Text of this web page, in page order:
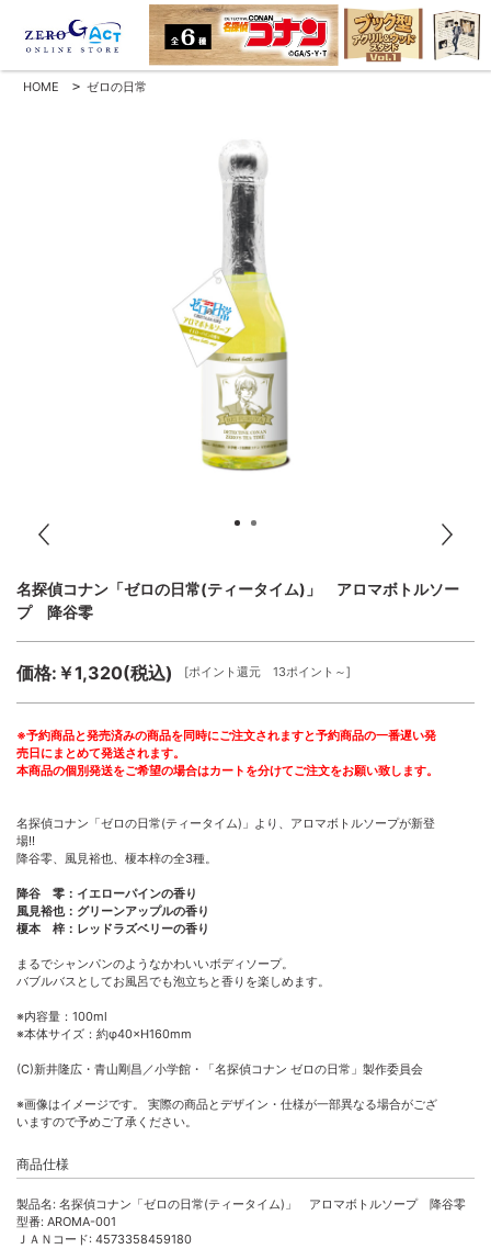
HOME > ゼロの日常
名探偵コナン「ゼロの日常(ティータイム)」 アロマボトルソー
プ 降谷零
価格:￥1,320(税込) [ポイント還元 13ポイント～]
※予約商品と発売済みの商品を同時にご注文されますと予約商品の一番遅い発
売日にまとめて発送されます。
本商品の個別発送をご希望の場合はカートを分けてご注文をお願い致します。
名探偵コナン「ゼロの日常(ティータイム)」より、アロマボトルソープが新登
場!!
降谷零、風見裕也、榎本梓の全3種。
降谷 零：イエローパインの香り
風見裕也：グリーンアップルの香り
榎本 梓：レッドラズベリーの香り
まるでシャンパンのようなかわいいボディソープ。
バブルバスとしてお風呂でも泡立ちと香りを楽しめます。
※内容量：100ml
※本体サイズ：約φ40×H160mm
(C)新井隆広・青山剛昌／小学館・「名探偵コナン ゼロの日常」製作委員会
※画像はイメージです。 実際の商品とデザイン・仕様が一部異なる場合がござ
いますので予めご了承ください。
商品仕様
製品名: 名探偵コナン「ゼロの日常(ティータイム)」 アロマボトルソープ 降谷零
型番: AROMA-001
ＪＡＮコード: 4573358459180